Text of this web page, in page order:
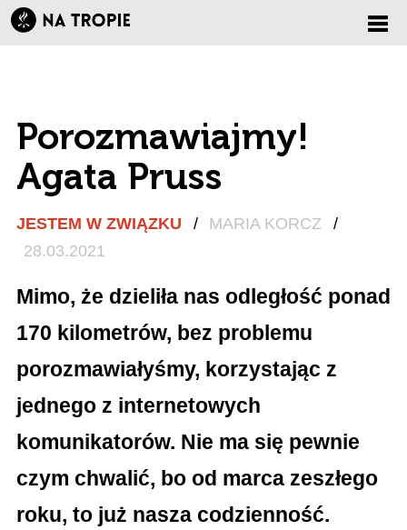
Porozmawiajmy!
Agata Pruss
JESTEM W ZWIĄZKU / MARIA KORCZ
/
28.03.2021
Mimo, że dzieliła nas odległość ponad
170 kilometrów, bez problemu
porozmawiałyśmy, korzystając z
jednego z internetowych
komunikatorów. Nie ma się pewnie
czym chwalić, bo od marca zeszłego
roku, to już nasza codzienność.